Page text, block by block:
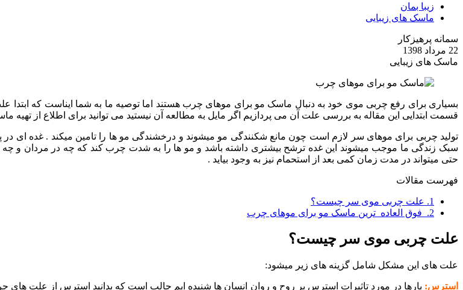
زیبا بمان
ماسک های زیبایی
سمانه پرهیزکار
22 مرداد 1398
ماسک های زیبایی
بسیاری برای رفع چربی موی خود به دنبال ماسک مو برای موهای چرب هستند اما توصیه ما به شما ایناست که
قسمت ابتدایی این مقاله به بررسی علت آن می پردازیم اگر مایل به مطالعه آن نیستید می توانید برای اطلاع از تهیه
تولید چربی برای موهای سر لازم است چون مانع شکنندگی مو میشوند و درخشندگی مو ها را تامین میکند . غده ای در
سبک زندگی ما موجب میشوند این غده ترشح بیشتری داشته باشد و مو ها را به شدت چرب کند که چه در مردان و چه
حتی میتواند در مدت زمان کمی بعد از استحمام نیز به وجود بیاید .
فهرست مقالات
1.
علت چربی موی سر چیست؟
2.
فوق العاده ترین ماسک مو برای موهای چرب
علت چربی موی سر چیست؟
علت های این مشکل شامل گزینه های زیر میشود:
استرس: بارها در مورد تاثیرات استرس بر روح و روان انسان ها شنیده ایم جالب است که بدانید استرس از علت های